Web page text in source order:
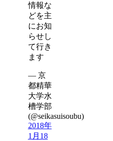
情報な
どを主
にお知
らせし
て行き
ます
— 京
都精華
大学水
槽学部
(@seikasuisoubu)
2018年
1月18